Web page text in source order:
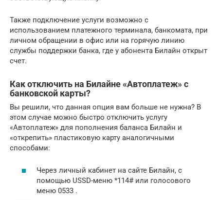
Также подключение услуги возможно с
использованием платежного терминала, банкомата, при
личном обращении в офис или на горячую линию
службы поддержки банка, где у абонента Билайн открыт
счет.
Как отключить на Билайне «Автоплатеж» с
банковской карты?
Вы решили, что данная опция вам больше не нужна? В
этом случае можно быстро отключить услугу
«Автоплатеж» для пополнения баланса Билайн и
«открепить» пластиковую карту аналогичными
способами:
Через личный кабинет на сайте Билайн, с
помощью USSD-меню *114# или голосового
меню 0533 .